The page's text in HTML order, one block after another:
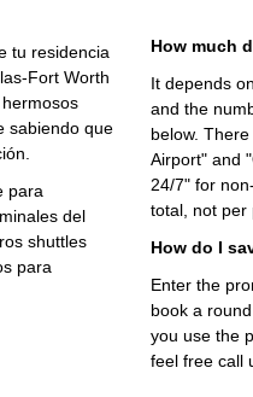
tu residencia
Fort Worth
sabiendo que
para
del
shuttles
para
How much
It depends
and the
below.
Airport" and
24/7" for
total, not per
How do I
Enter the
book a
you use the
feel free call